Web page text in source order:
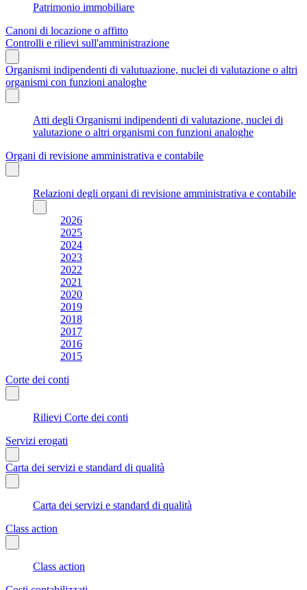
Patrimonio immobiliare
Canoni di locazione o affitto
Controlli e rilievi sull'amministrazione
Organismi indipendenti di valutuazione, nuclei di valutazione o altri
organismi con funzioni analoghe
Atti degli Organismi indipendenti di valutazione, nuclei di
valutazione o altri organismi con funzioni analoghe
Organi di revisione amministrativa e contabile
Relazioni degli organi di revisione amministrativa e contabile
2026
2025
2024
2023
2022
2021
2020
2019
2018
2017
2016
2015
Corte dei conti
Rilievi Corte dei conti
Servizi erogati
Carta dei servizi e standard di qualità
Carta dei servizi e standard di qualità
Class action
Class action